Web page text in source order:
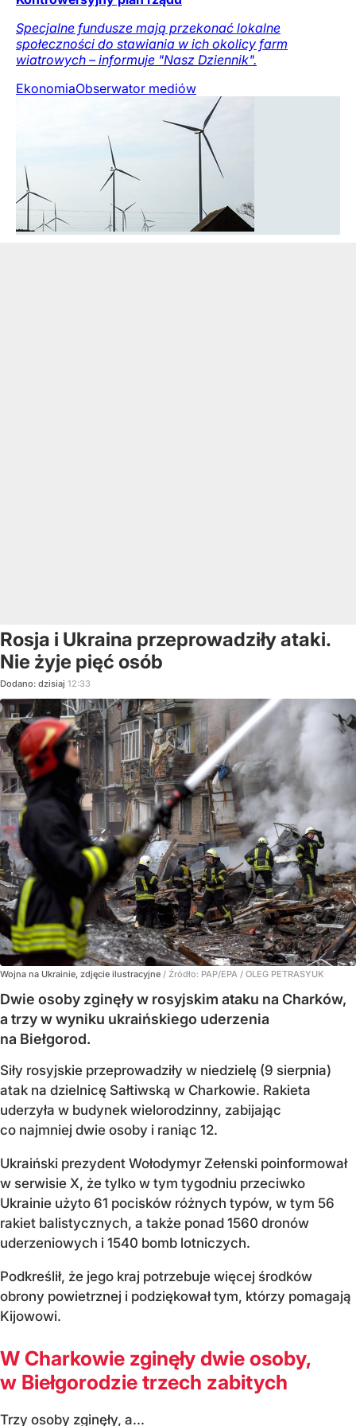
Specjalne fundusze mają przekonać lokalne
społeczności do stawiania w ich okolicy farm
wiatrowych – informuje "Nasz Dziennik".
EkonomiaObserwator mediów
Rosja i Ukraina przeprowadziły ataki.
Nie żyje pięć osób
Dodano: dzisiaj 12:33
Wojna na Ukrainie, zdjęcie ilustracyjne / Źródło: PAP/EPA / OLEG PETRASYUK
Dwie osoby zginęły w rosyjskim ataku na Charków,
a trzy w wyniku ukraińskiego uderzenia
na Biełgorod.
Siły rosyjskie przeprowadziły w niedzielę (9 sierpnia)
atak na dzielnicę Sałtiwską w Charkowie. Rakieta
uderzyła w budynek wielorodzinny, zabijając
co najmniej dwie osoby i raniąc 12.
Ukraiński prezydent Wołodymyr Zełenski poinformował
w serwisie X, że tylko w tym tygodniu przeciwko
Ukrainie użyto 61 pocisków różnych typów, w tym 56
rakiet balistycznych, a także ponad 1560 dronów
uderzeniowych i 1540 bomb lotniczych.
Podkreślił, że jego kraj potrzebuje więcej środków
obrony powietrznej i podziękował tym, którzy pomagają
Kijowowi.
W Charkowie zginęły dwie osoby,
w Biełgorodzie trzech zabitych
Trzy osoby zginęły, a...